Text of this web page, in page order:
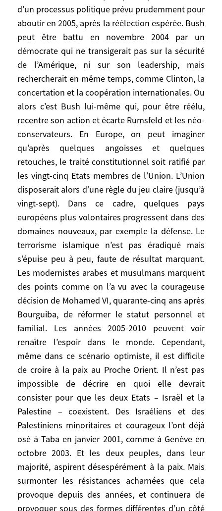
d’un processus politique prévu prudemment pour
aboutir en 2005, après la réélection espérée. Bush
peut être battu en novembre 2004 par un
démocrate qui ne transigerait pas sur la sécurité
de l’Amérique, ni sur son leadership, mais
rechercherait en même temps, comme Clinton, la
concertation et la coopération internationales. Ou
alors c’est Bush lui-même qui, pour être réélu,
recentre son action et écarte Rumsfeld et les néo-
conservateurs. En Europe, on peut imaginer
qu’après quelques angoisses et quelques
retouches, le traité constitutionnel soit ratifié par
les vingt-cinq Etats membres de l’Union. L’Union
disposerait alors d’une règle du jeu claire (jusqu’à
vingt-sept). Dans ce cadre, quelques pays
européens plus volontaires progressent dans des
domaines nouveaux, par exemple la défense. Le
terrorisme islamique n’est pas éradiqué mais
s’épuise peu à peu, faute de résultat marquant.
Les modernistes arabes et musulmans marquent
des points comme on l’a vu avec la courageuse
décision de Mohamed VI, quarante-cinq ans après
Bourguiba, de réformer le statut personnel et
familial. Les années 2005-2010 peuvent voir
renaître l’espoir dans le monde. Cependant,
même dans ce scénario optimiste, il est difficile
de croire à la paix au Proche Orient. Il n’est pas
impossible de décrire en quoi elle devrait
consister pour que les deux Etats – Israël et la
Palestine – coexistent. Des Israéliens et des
Palestiniens minoritaires et courageux l’ont déjà
osé à Taba en janvier 2001, comme à Genève en
octobre 2003. Et les deux peuples, dans leur
majorité, aspirent désespérément à la paix. Mais
surmonter les résistances acharnées que cela
provoque depuis des années, et continuera de
provoquer sous des formes différentes d’un côté
un seuil. Il se peut aussi que les
négociations commerciales multilatérales
ne reprennent pas ou échouent, que
certaines institutions multilatérales
cessent de facto de fonctionner. De leur
côté, les Européens n’arrivent pas à
surmonter leurs divergences en politique
étrangère, ni à constituer des avant-gardes
et donc à influencer la marche du monde,
et un scénario «Babel» n’est pas à écarter
pour l’Union. Le fossé entre les élites
mondialisées et les populations
s’approfondit dans les pays riches. La
démocratie représentative est de plus en
plus rongée par l’abstentionnisme et
contestée au nom de la démocratie
directe. La procédure californienne du
recall fait des émules, les votes populistes
gagnent du terrain. Le monde est de moins
en moins gouverné sauf à court terme, et
selon leurs critères exclusifs, par les
marchés. La biosphère s’enfonce dans une
détérioration irréversible des équilibres
écologiques indispensables à la vie
3) Il peut aussi y avoir des améliorations.
Même si tout ne peut aller mieux au même
temps. Déjà il y a eu le vote unanime de la
Résolution 1511 sur l’Irak le 16 octobre, le
lancement à la mi-novembre, en
catastrophe, par le président Bush d’un
processus politique prévu prudemment
pour aboutir en 2005, après la réélection
espérée. Bush peut être battu en
novembre 2004 par un démocrate qui ne
transigerait pas sur la sécurité de
l’Amérique, ni sur son leadership, mais
rechercherait en même temps, comme
Clinton, la concertation et la coopération